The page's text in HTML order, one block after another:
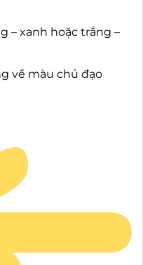
– xanh hoặc trắng –
về màu chủ đạo